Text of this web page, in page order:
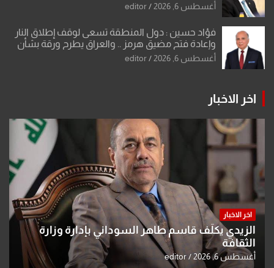
أغسطس 6, 2026 editor
فؤاد حسين : دول المنطقة تسعى لوقف إطلاق النار
وإعادة فتح مضيق هرمز .. والعراق يطرح ورقة بشأن
تحولات القدس
أغسطس 6, 2026 editor
اخر الاخبار
اخر الاخبار
الزيدي يكلّف قاسم طاهر السوداني بإدارة وزارة
الثقافة
أغسطس 6, 2026 editor